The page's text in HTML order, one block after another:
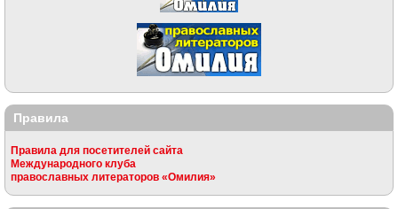
Правила
Правила для посетителей сайта
Международного клуба
православных литераторов «Омилия»